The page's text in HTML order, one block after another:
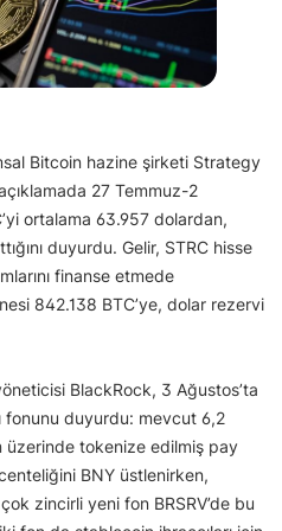
Bitcoin hazine şirketi Strategy
27 Temmuz-2
ortalama 63.957 dolardan,
duyurdu. Gelir, STRC hisse
finanse etmede
842.138 BTC’ye, dolar rezervi
BlackRock, 3 Ağustos’ta
fonunu duyurdu: mevcut 6,2
üzerinde tokenize edilmiş pay
BNY üstlenirken,
zincirli yeni fon BRSRV’de bu